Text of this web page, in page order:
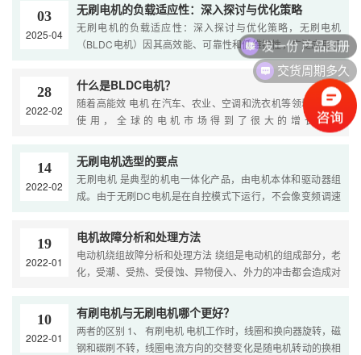
03
2025-04
无刷电机的负载适应性：深入探讨与优化策略
无刷电机的负载适应性：深入探讨与优化策略，无刷电机
（BLDC电机）因其高效能、可靠性和低维护性，广泛应用于
各种工业和消费品中。然而，为了确保无刷电机在不同负载条
件下的最佳性能，了解其负载适应性至关重要。无刷电机厂家
将深入探讨无刷电机的负载适应性，包括影响因素、适应性分
析、优化策略以及实际应用中的最佳实践。
28
2022-02
什么是BLDC电机？
随着高能效 电机 在汽车、农业、空调和洗衣机等领域的广泛
使用，全球的电机市场得到了很大的增长。据
MarketsandMarkets统计，2019年全球电机市场的规模为
1220亿美元，由于受到新冠疫情
14
2022-02
无刷电机选型的要点
无刷电机 是典型的机电一体化产品，由电机本体和驱动器组
成。由于无刷DC电机是在自控模式下运行，不会像变频调速
载突
19
2022-01
电机故障分析和处理方法
电动机绕组故障分析和处理方法 绕组是电动机的组成部分，老
化，受潮、受热、受侵蚀、异物侵入、外力的冲击都会造成对
10
2022-01
有刷电机与无刷电机哪个更好？
两者的区别 1、 有刷电机 电机工作时，线圈和换向器旋转，磁
钢和碳刷不转，线圈电流方向的交替变化是随电机转动的换相
发一份 产品图册
交货周期多久